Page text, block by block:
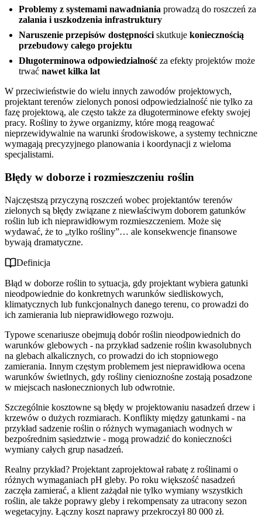
Problemy z systemami nawadniania prowadzą do roszczeń za
zalania i uszkodzenia infrastruktury
Naruszenie przepisów dostępności skutkuje koniecznością
przebudowy całego projektu
Długoterminowa odpowiedzialność za efekty projektów może
trwać nawet kilka lat
W przeciwieństwie do wielu innych zawodów projektowych,
projektant terenów zielonych ponosi odpowiedzialność nie tylko za
fazę projektową, ale często także za długoterminowe efekty swojej
pracy. Rośliny to żywe organizmy, które mogą reagować
nieprzewidywalnie na warunki środowiskowe, a systemy techniczne
wymagają precyzyjnego planowania i koordynacji z wieloma
specjalistami.
Błędy w doborze i rozmieszczeniu roślin
Najczęstszą przyczyną roszczeń wobec projektantów terenów
zielonych są błędy związane z niewłaściwym doborem gatunków
roślin lub ich nieprawidłowym rozmieszczeniem. Może się
wydawać, że to „tylko rośliny”… ale konsekwencje finansowe
bywają dramatyczne.
Definicja
Błąd w doborze roślin to sytuacja, gdy projektant wybiera gatunki
nieodpowiednie do konkretnych warunków siedliskowych,
klimatycznych lub funkcjonalnych danego terenu, co prowadzi do
ich zamierania lub nieprawidłowego rozwoju.
Typowe scenariusze obejmują dobór roślin nieodpowiednich do
warunków glebowych - na przykład sadzenie roślin kwasolubnych
na glebach alkalicznych, co prowadzi do ich stopniowego
zamierania. Innym częstym problemem jest nieprawidłowa ocena
warunków świetlnych, gdy rośliny cienioznośne zostają posadzone
w miejscach nasłonecznionych lub odwrotnie.
Szczególnie kosztowne są błędy w projektowaniu nasadzeń drzew i
krzewów o dużych rozmiarach. Konflikty między gatunkami - na
przykład sadzenie roślin o różnych wymaganiach wodnych w
bezpośrednim sąsiedztwie - mogą prowadzić do konieczności
wymiany całych grup nasadzeń.
Realny przykład? Projektant zaprojektował rabatę z roślinami o
różnych wymaganiach pH gleby. Po roku większość nasadzeń
zaczęła zamierać, a klient zażądał nie tylko wymiany wszystkich
roślin, ale także poprawy gleby i rekompensaty za utracony sezon
wegetacyjny. Łączny koszt naprawy przekroczył 80 000 zł.